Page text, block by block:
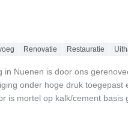
Renovatie Restauratie
in Nuenen is door ons
onder hoge druk toegepast
is mortel op kalk/cement basis